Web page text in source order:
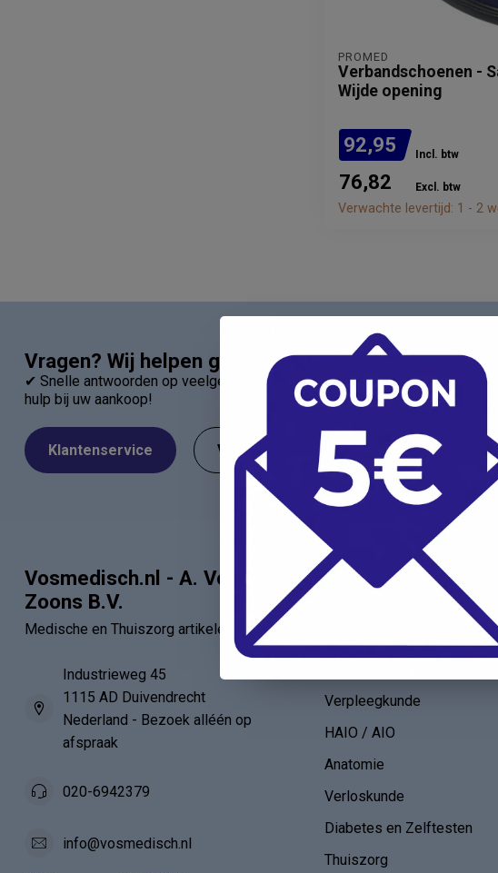
PROMED
Verbandschoenen -
Wijde opening
92,95 Incl. btw
76,82 Excl. btw
Verwachte levertijd: 1 - 2
Vragen? Wij helpen graag!
✔ Snelle antwoorden op veelgestelde vragen ✔ Direct contact met onze
hulp bij uw aankoop!
Klantenservice Veelgestelde Vragen
Vosmedisch.nl - A. Vos en
Zoons B.V.
Medische en Thuiszorg artikelen
Industrieweg 45
1115 AD Duivendrecht
Nederland - Bezoek alléén op
afspraak
020-6942379
info@vosmedisch.nl
Categorieën
Verpleegkunde
HAIO / AIO
Anatomie
Verloskunde
Diabetes en Zelftesten
Thuiszorg